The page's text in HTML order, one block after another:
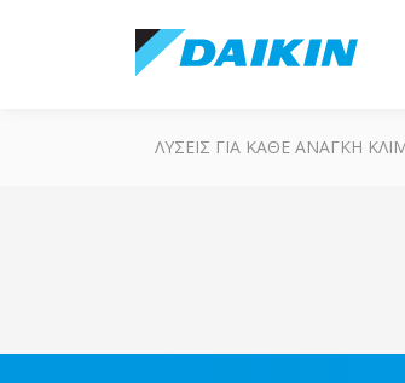
ΛΎΣΕΙΣ ΓΙΑ ΚΆΘΕ ΑΝΆΓΚΗ